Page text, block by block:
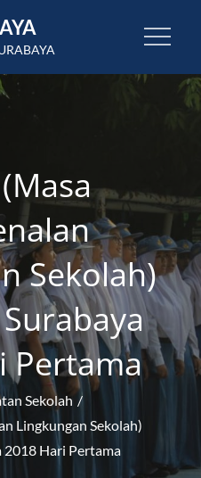
Sekolah)
Pertama
Sekolah
Lingkungan Sekolah)
2018 Hari Pertama